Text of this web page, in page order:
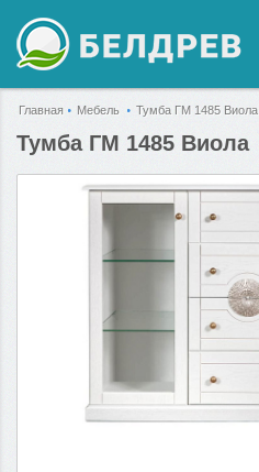
Главная Мебель Тумба ГМ 1485 Виола
Тумба ГМ 1485 Виола